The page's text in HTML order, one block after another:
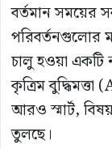
বর্তমান সময়ের
পরিবর্তনগুলোর
চালু হওয়া
কৃত্রিম
আরও স্মার্ট,
তুলছে।